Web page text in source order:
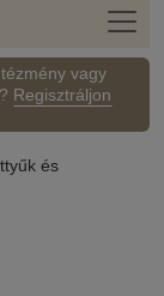
vagy
Regisztráljon
és